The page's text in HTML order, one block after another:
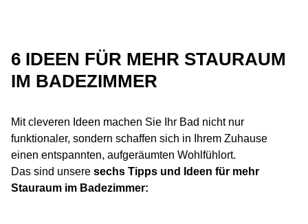
6 IDEEN FÜR MEHR STAURAUM
IM BADEZIMMER
Mit cleveren Ideen machen Sie Ihr Bad nicht nur
funktionaler, sondern schaffen sich in Ihrem Zuhause
einen entspannten, aufgeräumten Wohlfühlort.
Das sind unsere sechs Tipps und Ideen für mehr
Stauraum im Badezimmer: